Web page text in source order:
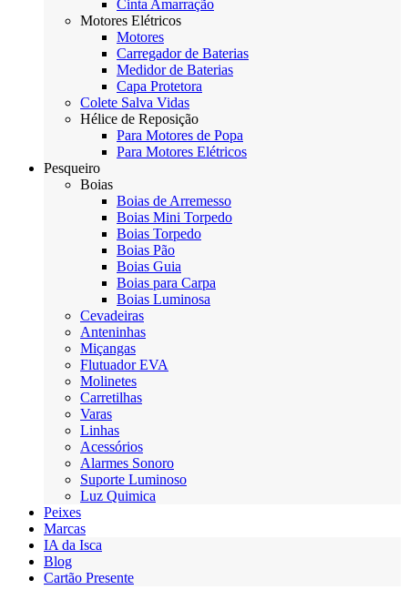
Cinta Amarração
Motores Elétricos
Motores
Carregador de Baterias
Medidor de Baterias
Capa Protetora
Colete Salva Vidas
Hélice de Reposição
Para Motores de Popa
Para Motores Elétricos
Pesqueiro
Boias
Boias de Arremesso
Boias Mini Torpedo
Boias Torpedo
Boias Pão
Boias Guia
Boias para Carpa
Boias Luminosa
Cevadeiras
Anteninhas
Miçangas
Flutuador EVA
Molinetes
Carretilhas
Varas
Linhas
Acessórios
Alarmes Sonoro
Suporte Luminoso
Luz Quimica
Peixes
Marcas
IA da Isca
Blog
Cartão Presente